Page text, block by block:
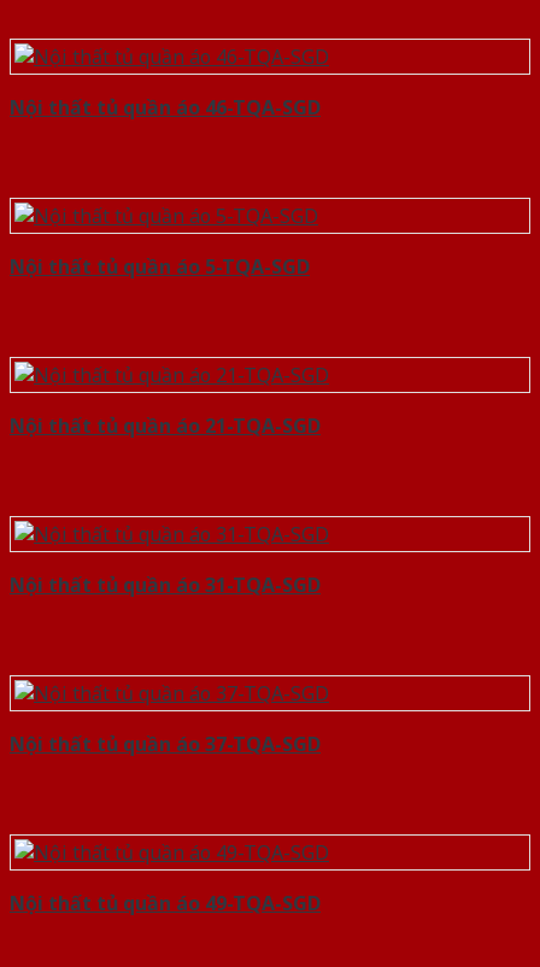
Nội thất tủ quần áo 46-TQA-SGD
Nội thất tủ quần áo 5-TQA-SGD
Nội thất tủ quần áo 21-TQA-SGD
Nội thất tủ quần áo 31-TQA-SGD
Nội thất tủ quần áo 37-TQA-SGD
Nội thất tủ quần áo 49-TQA-SGD